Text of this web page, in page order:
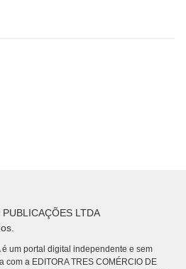
LTDA
é um portal digital independente e sem
a EDITORA TRES COMÉRCIO DE